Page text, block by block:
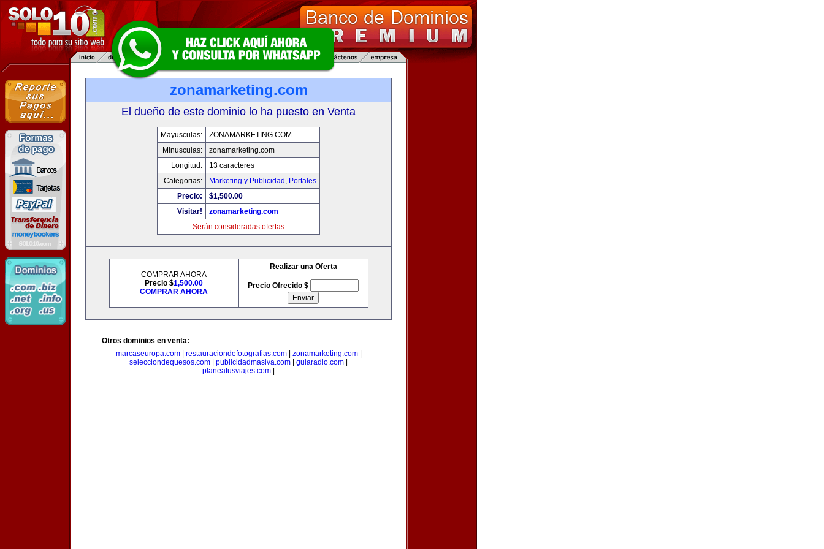
zonamarketing.com
El dueño de este dominio lo ha puesto en Venta
Mayusculas:
ZONAMARKETING.COM
Minusculas:
zonamarketing.com
Longitud:
13 caracteres
Categorias:
Marketing y Publicidad , Portales
Precio:
$1,500.00
Visitar!
zonamarketing.com
Serán consideradas ofertas
COMPRAR AHORA
Precio $1,500.00
COMPRAR AHORA
Realizar una Oferta
Precio Ofrecido $
Otros dominios en venta:
marcaseuropa.com| restauraciondefotografias.com| zonamarketing.com|
selecciondequesos.com
publicidadmasiva.com guiaradio.com
planeatusviajes.com